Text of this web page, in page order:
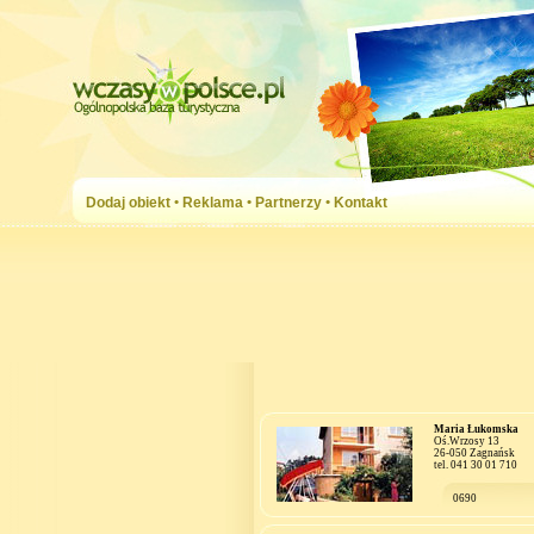
Dodaj obiekt • Reklama • Partnerzy • Kontakt
Maria Łukomska
Oś.Wrzosy 13
26-050 Zagnańsk
tel. 041 30 01 710
0690